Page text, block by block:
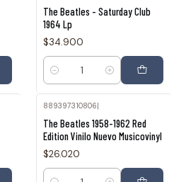
The Beatles - Saturday Club
1964 Lp
$34.900
Cantidad
889397310806
The Beatles 1958-1962 Red
Edition Vinilo Nuevo Musicovinyl
$26.020